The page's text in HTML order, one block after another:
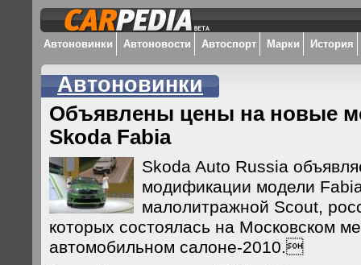
Автоновинки Автоновости Автоспорт Марки История
Автоновинки
Объявлены цены на новые
Skoda Fabia
Skoda Auto Russia
модификации модели
малолитражной Scout,
которых состоялась на Московском
автомобильном салоне-2010.